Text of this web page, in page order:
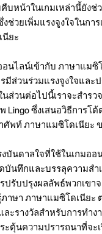
บหน้าในเกมเหล่านี้ยังช่
ช่วยเพิ่มแรงจูงใจในกา
นียะ
นไลน์เข้ากับ ภาษาแมซิ
มีส่วนร่วมแรงจูงใจและ
นส่วนต่อไปนี้เราจะสำรว
Lingo ซึ่งเสนอวิธีการ
พท์ ภาษาแมซิโดเนียะ
งบันดาลใจที่ใช้ในเกมอ
นทึกและบรรลุความสำเ
ปรับปรุงผลลัพธ์พวกเขา
าษา ภาษาแมซิโดเนียะ
ะรางวัลสำหรับการทำง
ะตุ้นความปรารถนาที่จะ